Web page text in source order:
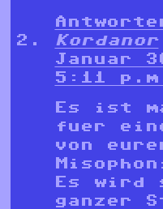
Kordanor
Januar
5:11
Es ist
fuer
von
Es wird
ganzer